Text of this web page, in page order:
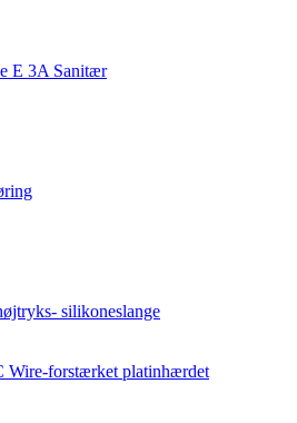
E 3A Sanitær
silikoneslange
Wire-forstærket platinhærdet